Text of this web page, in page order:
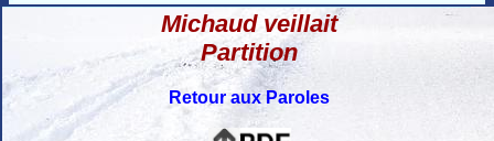
Michaud veillait
Partition
Retour aux Paroles